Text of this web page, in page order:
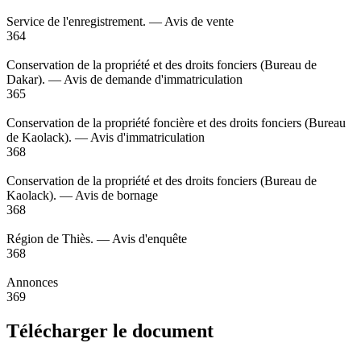
Service de l'enregistrement. — Avis de vente
364
Conservation de la propriété et des droits fonciers (Bureau de
Dakar). — Avis de demande d'immatriculation
365
Conservation de la propriété foncière et des droits fonciers (Bureau
de Kaolack). — Avis d'immatriculation
368
Conservation de la propriété et des droits fonciers (Bureau de
Kaolack). — Avis de bornage
368
Région de Thiès. — Avis d'enquête
368
Annonces
369
Télécharger le document